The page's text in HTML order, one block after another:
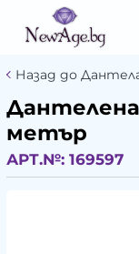
Назад до
метър
АРТ.№: 169597